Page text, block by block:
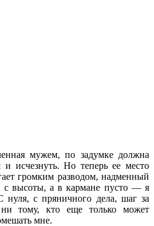
мужем, по задумке должна
и исчезнуть. Но теперь ее место
громким разводом, надменный
с высоты, а в кармане пусто — я
нуля, с пряничного дела, шаг за
тому, кто еще только может
мне.